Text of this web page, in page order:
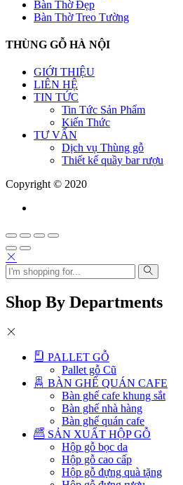
Bàn Thờ Đẹp
Bàn Thờ Treo Tường
THÙNG GỖ HÀ NỘI
GIỚI THIỆU
LIÊN HỆ
TIN TỨC
Tin Tức Sản Phẩm
Kiến Thức
TƯ VẤN
Dịch vụ Thùng gỗ
Thiết kế quầy bar rượu
Copyright © 2020
Shop By Departments
PALLET GỖ
Pallet gỗ Cũ
BÀN GHẾ QUÁN CAFE
Bàn ghế cafe khung sắt
Bàn ghế nhà hàng
Bàn ghế quán cafe
SẢN XUẤT HỘP GỖ
Hộp gỗ bọc da
Hộp gỗ cao cấp
Hộp gỗ đựng quà tặng